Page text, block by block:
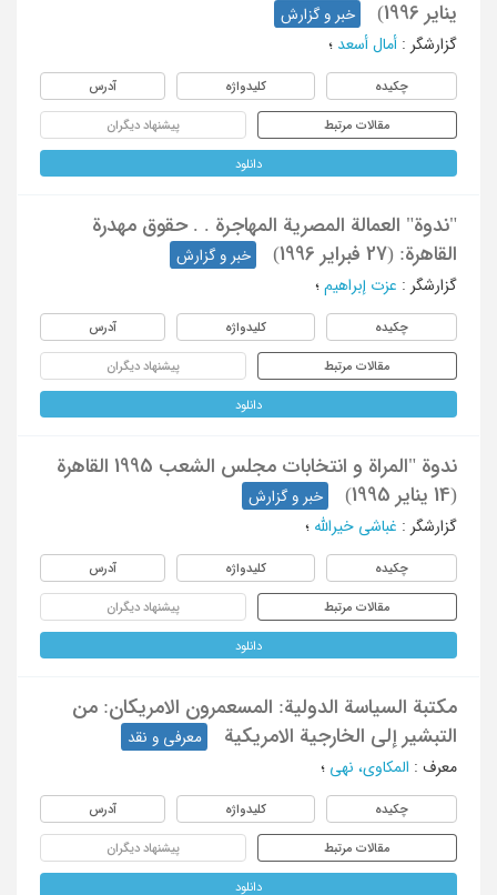
ینایر 1996)
خبر و گزارش
گزارشگر : أمال أسعد ؛
چکیده کلیدواژه آدرس
مقالات مرتبط پیشنهاد دیگران
دانلود
"ندوة" العمالة المصریة المهاجرة . . حقوق مهدرة
القاهرة: (27 فبرایر 1996)
خبر و گزارش
گزارشگر : عزت إبراهیم ؛
چکیده کلیدواژه آدرس
مقالات مرتبط پیشنهاد دیگران
دانلود
ندوة "المراة و انتخابات مجلس الشعب 1995 القاهرة
(14 ینایر 1995)
خبر و گزارش
گزارشگر : غباشی خیرالله ؛
چکیده کلیدواژه آدرس
مقالات مرتبط پیشنهاد دیگران
دانلود
مکتبة السیاسة الدولیة: المسعمرون الامریکان: من
التبشیر إلی الخارجیة الامریکیة
معرفی و نقد
معرف : المکاوی، نهی ؛
چکیده کلیدواژه آدرس
مقالات مرتبط پیشنهاد دیگران
دانلود